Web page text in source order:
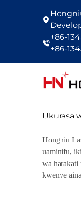
+86-
+86-
Ukurasa
Hongniu
uaminifu,
wa harakati
kwenye